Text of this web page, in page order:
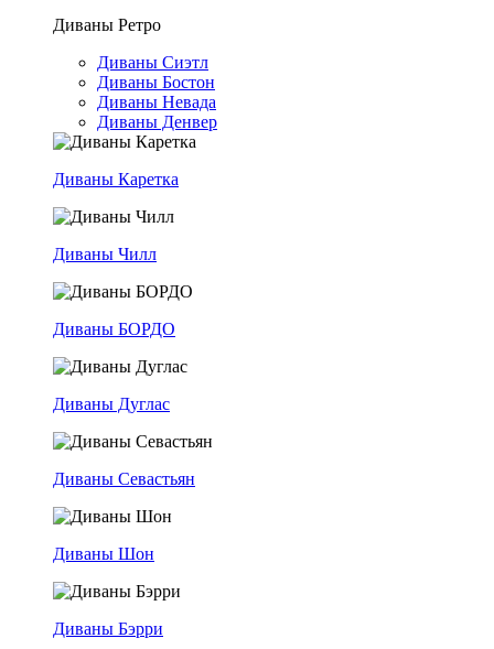
Диваны Ретро
Диваны Сиэтл
Диваны Бостон
Диваны Невада
Диваны Денвер
Диваны Каретка
Диваны Чилл
Диваны БОРДО
Диваны Дуглас
Диваны Севастьян
Диваны Шон
Диваны Бэрри